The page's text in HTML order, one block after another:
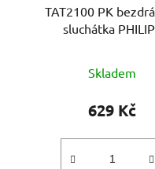
TAT2100 PK
sluchátka
Skladem
629 Kč